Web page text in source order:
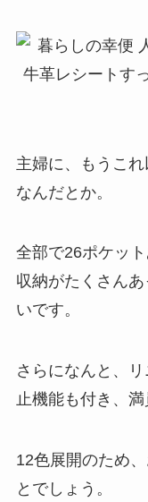
主婦に、もうこ
なんだとか。
全部で26ポケッ
収納がたくさん
いです。
さらになんと、
止機能も付き、満
12色展開のため
とでしょう。